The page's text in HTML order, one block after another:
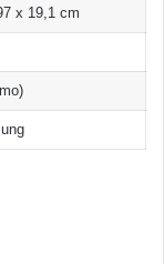
x 19,1 cm